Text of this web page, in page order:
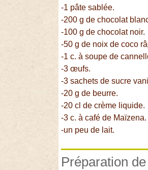
-1 pâte sablée.
-200 g de chocolat
-100 g de chocolat noir.
-50 g de noix de coco
-1 c. à soupe de
-3 œufs.
-3 sachets de sucre
-20 g de beurre.
-20 cl de crème liquide.
-3 c. à café de Maïzena.
-un peu de lait.
Préparation